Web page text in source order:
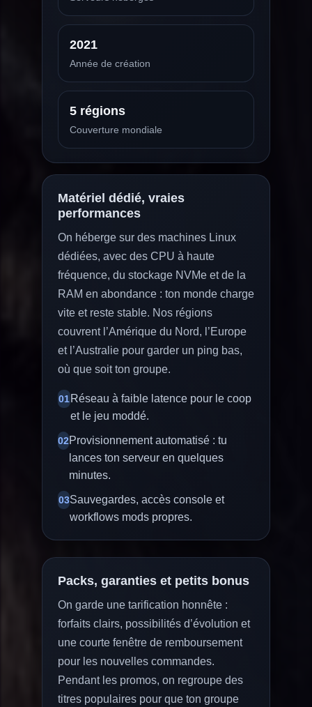
2021
Année de création
5 régions
Couverture mondiale
Matériel dédié, vraies
performances
On héberge sur des machines Linux
dédiées, avec des CPU à haute
fréquence, du stockage NVMe et de la
RAM en abondance : ton monde charge
vite et reste stable. Nos régions
couvrent l’Amérique du Nord, l’Europe
et l’Australie pour garder un ping bas,
où que soit ton groupe.
01 Réseau à faible latence pour le coop
et le jeu moddé.
02Provisionnement automatisé : tu
lances ton serveur en quelques
minutes.
03Sauvegardes, accès console et
workflows mods propres.
Packs, garanties et petits bonus
On garde une tarification honnête :
forfaits clairs, possibilités d’évolution et
une courte fenêtre de remboursement
pour les nouvelles commandes.
Pendant les promos, on regroupe des
titres populaires pour que ton groupe